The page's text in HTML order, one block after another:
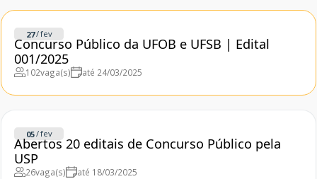
27/fev
Concurso Público da UFOB e UFSB | Edital
001/2025
102vaga(s) até 24/03/2025
05/fev
Abertos 20 editais de Concurso Público pela
USP
26vaga(s) até 18/03/2025